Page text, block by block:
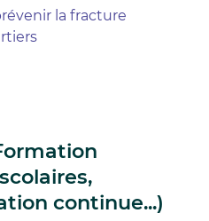
la fracture
continue...)